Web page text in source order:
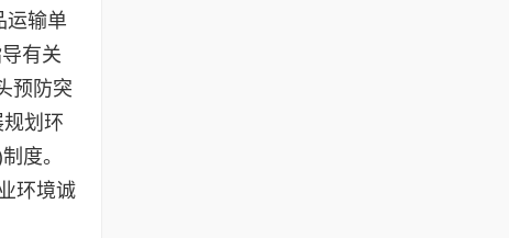
运输单
有关
预防突
划环
度。
环境诚